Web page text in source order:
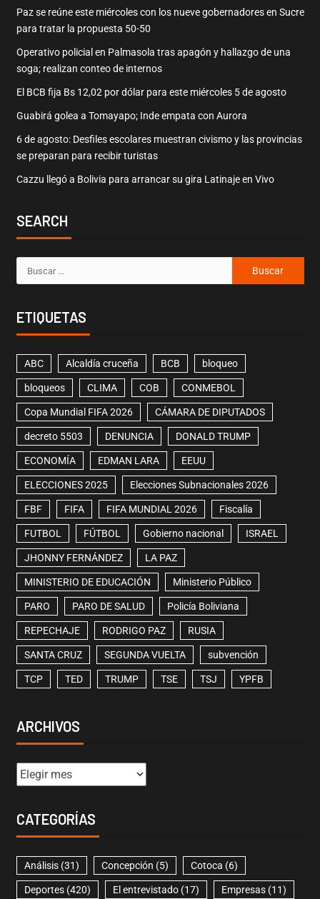
Paz se reúne este miércoles con los nueve gobernadores en Sucre
para tratar la propuesta 50-50
Operativo policial en Palmasola tras apagón y hallazgo de una
soga; realizan conteo de internos
El BCB fija Bs 12,02 por dólar para este miércoles 5 de agosto
Guabirá golea a Tomayapo; Inde empata con Aurora
6 de agosto: Desfiles escolares muestran civismo y las provincias
se preparan para recibir turistas
Cazzu llegó a Bolivia para arrancar su gira Latinaje en Vivo
SEARCH
ETIQUETAS
ABC Alcaldía cruceña BCB bloqueo
bloqueos CLIMA COB CONMEBOL
Copa Mundial FIFA 2026 CÁMARA DE DIPUTADOS
decreto 5503 DENUNCIA DONALD TRUMP
ECONOMÍA EDMAN LARA EEUU
ELECCIONES 2025 Elecciones Subnacionales 2026
FBF FIFA FIFA MUNDIAL 2026 Fiscalía
FUTBOL FÚTBOL Gobierno nacional ISRAEL
JHONNY FERNÁNDEZ LA PAZ
MINISTERIO DE EDUCACIÓN Ministerio Público
PARO PARO DE SALUD Policía Boliviana
REPECHAJE RODRIGO PAZ RUSIA
SANTA CRUZ SEGUNDA VUELTA subvención
TCP TED TRUMP TSE TSJ YPFB
ARCHIVOS
CATEGORÍAS
Análisis(31) Concepción (5) Cotoca (6)
Deportes(420) El entrevistado(17) Empresas(11)